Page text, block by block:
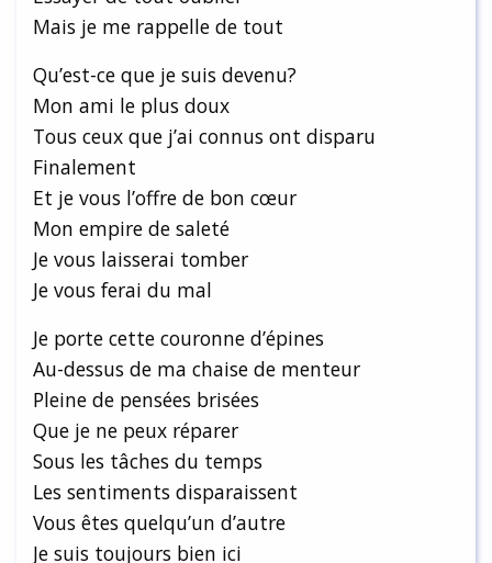
Mais je me rappelle de tout
Qu’est-ce que je suis devenu?
Mon ami le plus doux
Tous ceux que j’ai connus ont disparu
Finalement
Et je vous l’offre de bon cœur
Mon empire de saleté
Je vous laisserai tomber
Je vous ferai du mal
Je porte cette couronne d’épines
Au-dessus de ma chaise de menteur
Pleine de pensées brisées
Que je ne peux réparer
Sous les tâches du temps
Les sentiments disparaissent
Vous êtes quelqu’un d’autre
Je suis toujours bien ici